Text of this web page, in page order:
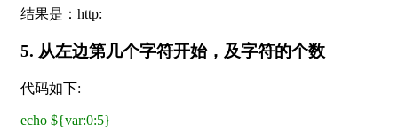
结果是：http:
5. 从左边第几个字符开始，及字符的个数
代码如下:
echo ${var:0:5}